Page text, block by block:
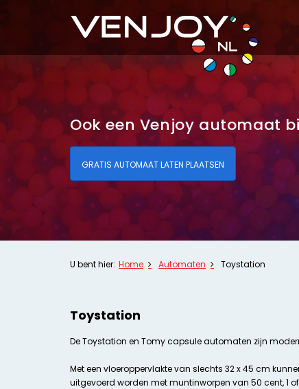
Ook een Venjoy automaat
GRATIS AUTOMAAT LATEN PLAATSEN
U bent hier: Home Automaten Toystation
Toystation
De Toystation en Tomy capsule automaten zijn
Met een vloeroppervlakte van slechts 32 x 45 cm
uitgevoerd worden met muntinworpen van 50 cent, 1